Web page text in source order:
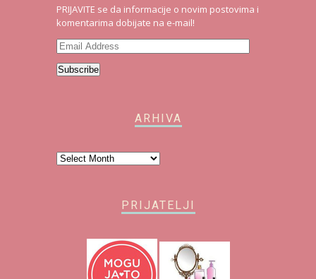
PRIJAVITE se da informacije o novim postovima i
komentarima dobijate na e-mail!
Email
Address
Subscribe
ARHIVA
Arhiva
PRIJATELJI